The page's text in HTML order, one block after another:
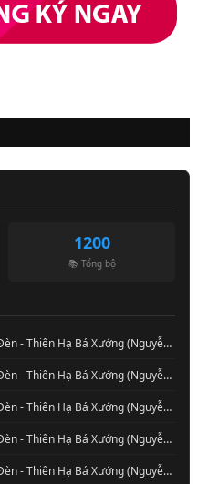
1200
📚 Tổng bộ
[Free] Truyện audio: Ma Thổi Đèn - Thiên Hạ Bá Xướng (Nguyễn Thành đọc-Quyển 08)
[Free] Truyện audio: Ma Thổi Đèn - Thiên Hạ Bá Xướng (Nguyễn Thành đọc-Quyển 07)
[Free] Truyện audio: Ma Thổi Đèn - Thiên Hạ Bá Xướng (Nguyễn Thành đọc-Quyển 06)
[Free] Truyện audio: Ma Thổi Đèn - Thiên Hạ Bá Xướng (Nguyễn Thành đọc-Quyển 05)
[Free] Truyện audio: Ma Thổi Đèn - Thiên Hạ Bá Xướng (Nguyễn Thành đọc-Quyển 04)